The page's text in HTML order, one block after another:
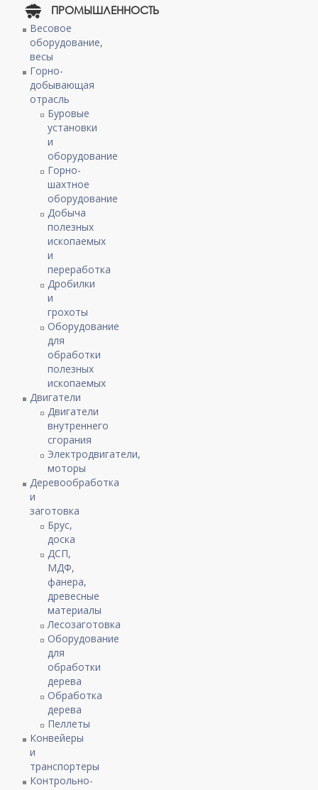
ПРОМЫШЛЕННОСТЬ
Весовое
оборудование,
весы
Горно-
добывающая
отрасль
Буровые
установки
и
оборудование
Горно-
шахтное
оборудование
Добыча
полезных
ископаемых
и
переработка
Дробилки
и
грохоты
Оборудование
для
обработки
полезных
ископаемых
Двигатели
Двигатели
внутреннего
сгорания
Электродвигатели,
моторы
Деревообработка
и
заготовка
Брус,
доска
ДСП,
МДФ,
фанера,
древесные
материалы
Лесозаготовка
Оборудование
для
обработки
дерева
Обработка
дерева
Пеллеты
Конвейеры
и
транспортеры
Контрольно-